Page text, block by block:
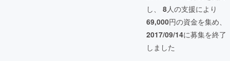
し、 8人の支援により
69,000円の資金を集め、
2017/09/14に募集を終了
しました